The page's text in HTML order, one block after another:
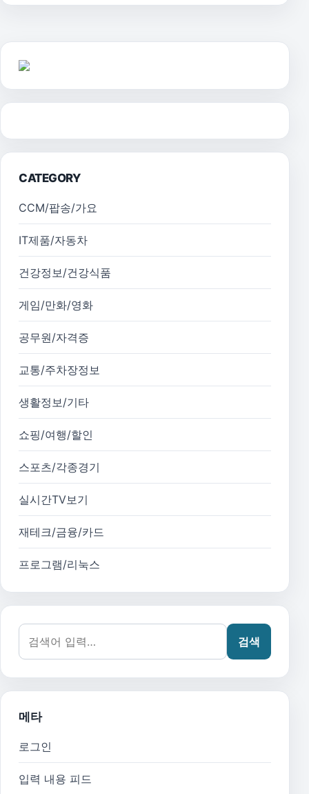
CATEGORY
CCM/팝송/가요
IT제품/자동차
건강정보/건강식품
게임/만화/영화
공무원/자격증
교통/주차장정보
생활정보/기타
쇼핑/여행/할인
스포츠/각종경기
실시간TV보기
재테크/금융/카드
프로그램/리눅스
검색어:
검색
메타
로그인
입력 내용 피드